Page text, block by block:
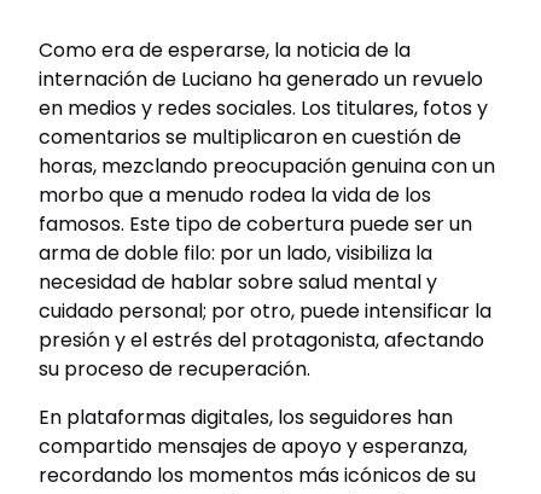
Como era de esperarse, la noticia de la
internación de Luciano ha generado un revuelo
en medios y redes sociales. Los titulares, fotos y
comentarios se multiplicaron en cuestión de
horas, mezclando preocupación genuina con un
morbo que a menudo rodea la vida de los
famosos. Este tipo de cobertura puede ser un
arma de doble filo: por un lado, visibiliza la
necesidad de hablar sobre salud mental y
cuidado personal; por otro, puede intensificar la
presión y el estrés del protagonista, afectando
su proceso de recuperación.
En plataformas digitales, los seguidores han
compartido mensajes de apoyo y esperanza,
recordando los momentos más icónicos de su